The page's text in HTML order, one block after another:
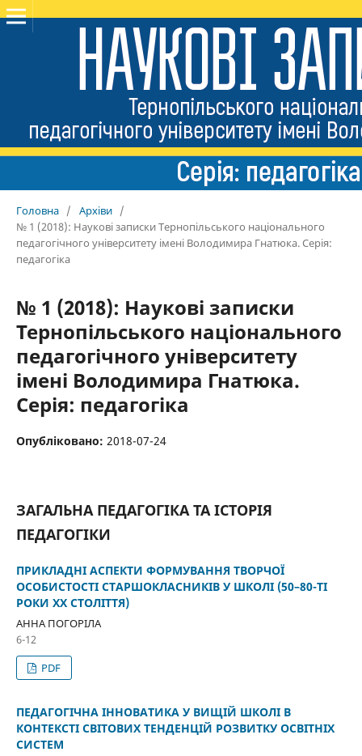
Головна / Архіви /
№ 1 (2018): Наукові записки Тернопільського національного
педагогічного університету імені Володимира Гнатюка. Серія:
педагогіка
№ 1 (2018): Наукові записки
Тернопільського національного
педагогічного університету
імені Володимира Гнатюка.
Серія: педагогіка
Опубліковано: 2018-07-24
ЗАГАЛЬНА ПЕДАГОГІКА ТА ІСТОРІЯ
ПЕДАГОГІКИ
ПРИКЛАДНІ АСПЕКТИ ФОРМУВАННЯ ТВОРЧОЇ
ОСОБИСТОСТІ СТАРШОКЛАСНИКІВ У ШКОЛІ (50–80-ТІ
РОКИ ХХ СТОЛІТТЯ)
АННА ПОГОРІЛА
6-12
PDF
ПЕДАГОГІЧНА ІННОВАТИКА У ВИЩІЙ ШКОЛІ В
КОНТЕКСТІ СВІТОВИХ ТЕНДЕНЦІЙ РОЗВИТКУ ОСВІТНІХ
СИСТЕМ